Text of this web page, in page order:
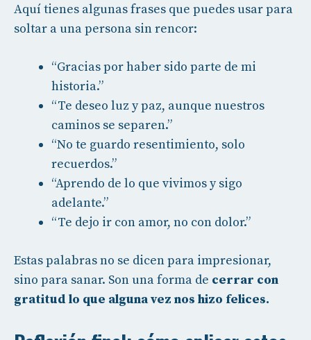
Aquí tienes algunas frases que puedes usar para
soltar a una persona sin rencor:
“Gracias por haber sido parte de mi
historia.”
“Te deseo luz y paz, aunque nuestros
caminos se separen.”
“No te guardo resentimiento, solo
recuerdos.”
“Aprendo de lo que vivimos y sigo
adelante.”
“Te dejo ir con amor, no con dolor.”
Estas palabras no se dicen para impresionar,
sino para sanar. Son una forma de cerrar con
gratitud lo que alguna vez nos hizo felices.